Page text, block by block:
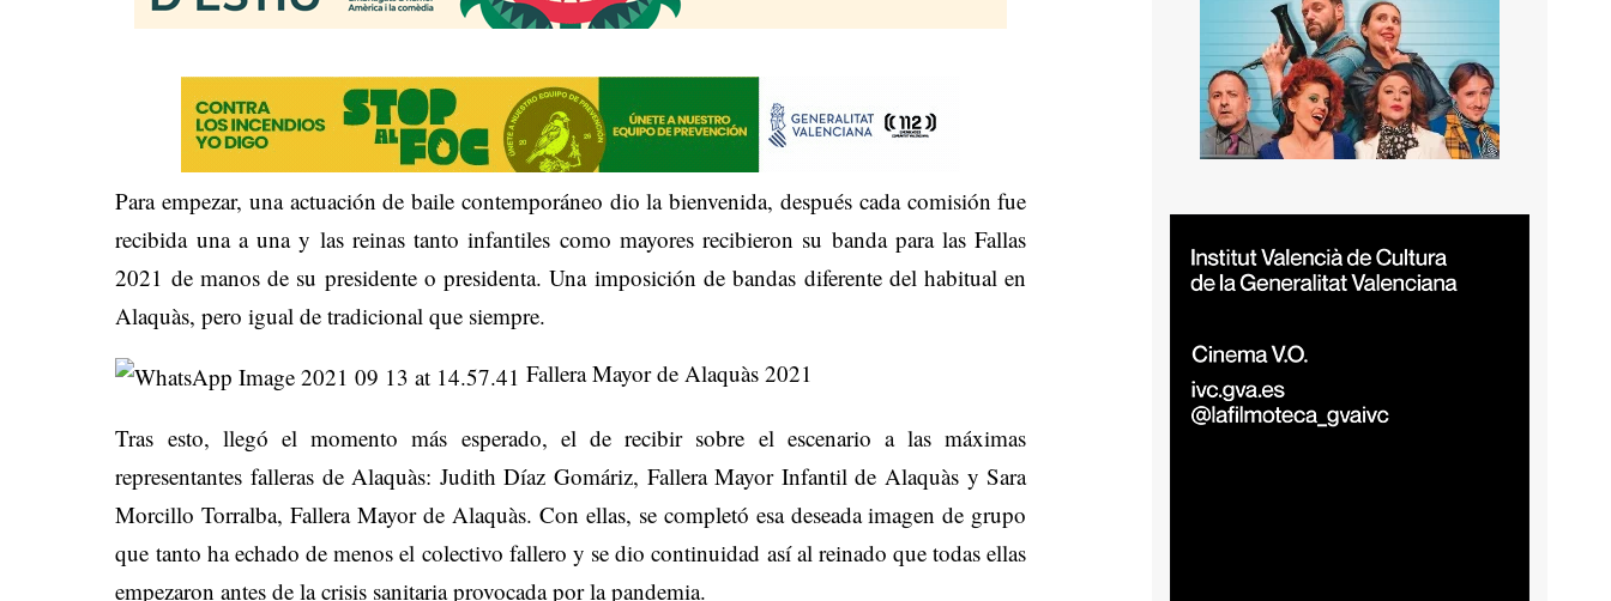
Para empezar, una actuación de baile contemporáneo dio la bienvenida, después cada comisión fue
recibida una a una y las reinas tanto infantiles como mayores recibieron su banda para las Fallas
2021 de manos de su presidente o presidenta. Una imposición de bandas diferente del habitual en
Alaquàs, pero igual de tradicional que siempre.
Fallera Mayor de Alaquàs 2021
Tras esto, llegó el momento más esperado, el de recibir sobre el escenario a las máximas
representantes falleras de Alaquàs: Judith Díaz Gomáriz, Fallera Mayor Infantil de Alaquàs y Sara
Morcillo Torralba, Fallera Mayor de Alaquàs. Con ellas, se completó esa deseada imagen de grupo
que tanto ha echado de menos el colectivo fallero y se dio continuidad así al reinado que todas ellas
empezaron antes de la crisis sanitaria provocada por la pandemia.